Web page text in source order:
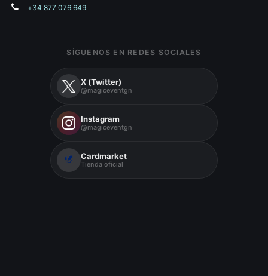
+34 877 076 649
SÍGUENOS EN REDES SOCIALES
X (Twitter)
@magiceventgn
Instagram
@magiceventgn
Cardmarket
Tienda oficial